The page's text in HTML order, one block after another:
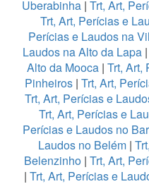
Uberabinha| Trt, Art,
Trt, Art, Perícias e
Perícias e Laudos na
Laudos na Alto da Lapa|
Alto da Mooca | Trt, Art,
Pinheiros| Trt, Art,
Trt, Art, Perícias e
Trt, Art, Perícias e
Perícias e Laudos no
Laudos no Belém|
Belenzinho| Trt, Art,
| Trt, Art, Perícias e